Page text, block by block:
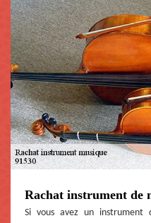
Rachat instrument de
Si vous avez un instrument